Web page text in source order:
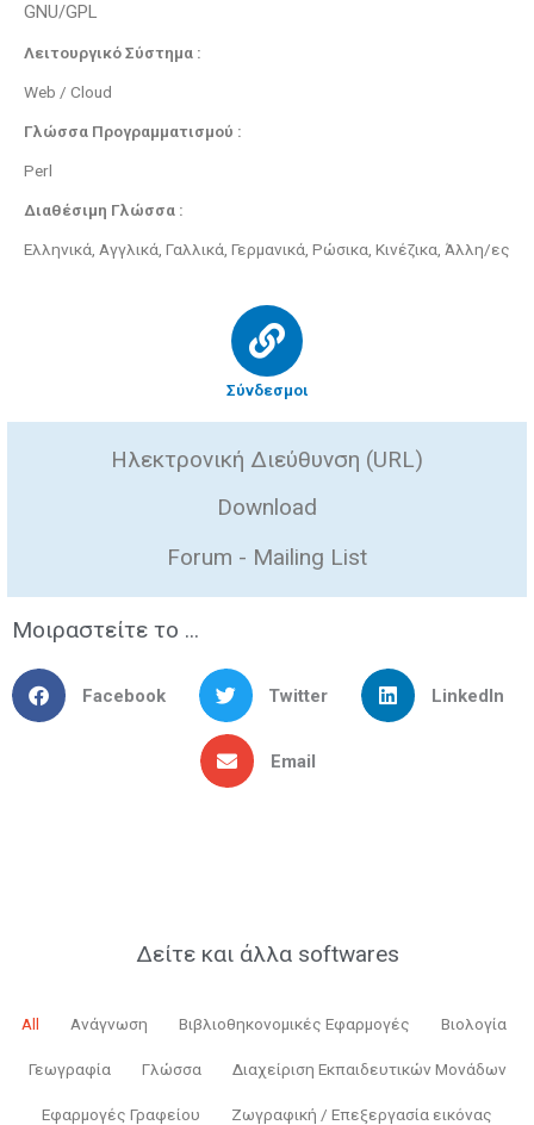
GNU/GPL
Λειτουργικό Σύστημα :
Web / Cloud
Γλώσσα Προγραμματισμού :
Perl
Διαθέσιμη Γλώσσα :
Ελληνικά, Αγγλικά, Γαλλικά, Γερμανικά, Ρώσικα, Κινέζικα, Άλλη/ες
Σύνδεσμοι
Ηλεκτρονική Διεύθυνση (URL)
Download
Forum - Mailing List
Μοιραστείτε το ...
Facebook Twitter LinkedIn
Email
Δείτε και άλλα softwares
All Ανάγνωση Βιβλιοθηκονομικές Εφαρμογές Βιολογία
Γεωγραφία Γλώσσα Διαχείριση Εκπαιδευτικών Μονάδων
Εφαρμογές Γραφείου Ζωγραφική / Επεξεργασία εικόνας